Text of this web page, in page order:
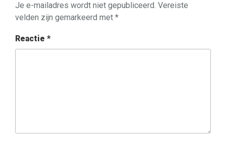
Je e-mailadres wordt niet gepubliceerd. Vereiste
velden zijn gemarkeerd met *
Reactie *